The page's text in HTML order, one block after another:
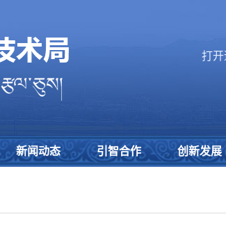
打
新闻动态 引智合作 创新发展